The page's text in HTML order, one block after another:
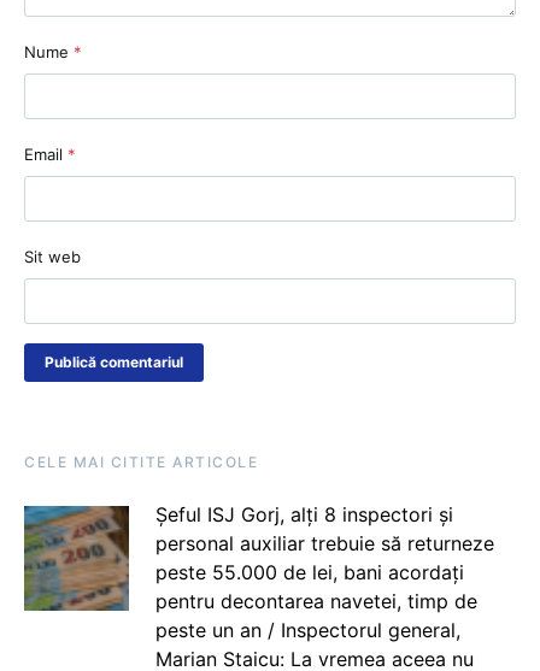
Nume *
Email *
Sit web
CELE MAI CITITE ARTICOLE
Șeful ISJ Gorj, alți 8 inspectori și
personal auxiliar trebuie să returneze
peste 55.000 de lei, bani acordați
pentru decontarea navetei, timp de
peste un an / Inspectorul general,
Marian Staicu: La vremea aceea nu